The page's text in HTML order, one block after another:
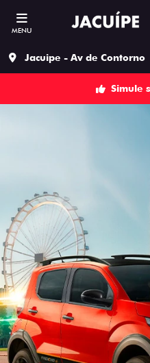
MENU
Jacuipe - Av de Contorno
ESTOU
Versão escolhida
Simule